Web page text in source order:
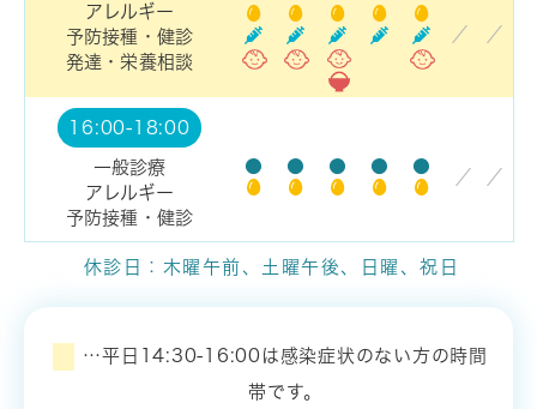
アレルギー
予防接種・健診
発達・栄養相談
／ ／
16:00-18:00
一般診療
アレルギー
予防接種・健診
● ● ● ● ●
／ ／
休診日：木曜午前、土曜午後、日曜、祝日
…平日14:30-16:00は感染症状のない方の時間
帯です。